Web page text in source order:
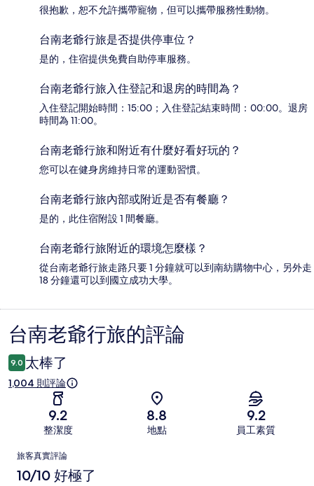
很抱歉，恕不允許攜帶寵物，但可以攜帶服務性動物。
台南老爺行旅是否提供停車位？
是的，住宿提供免費自助停車服務。
台南老爺行旅入住登記和退房的時間為？
入住登記開始時間：15:00；入住登記結束時間：00:00。退房
時間為 11:00。
台南老爺行旅和附近有什麼好看好玩的？
您可以在健身房維持日常的運動習慣。
台南老爺行旅內部或附近是否有餐廳？
是的，此住宿附設 1 間餐廳。
台南老爺行旅附近的環境怎麼樣？
從台南老爺行旅走路只要 1 分鐘就可以到南紡購物中心，另外走
18 分鐘還可以到國立成功大學。
評
論
台南老爺行旅的評論
9.0 太棒了
1,004 則評論
9.2
整潔度
8.8
地點
9.2
員工素質
評
論
旅客真實評論
10/10 好極了